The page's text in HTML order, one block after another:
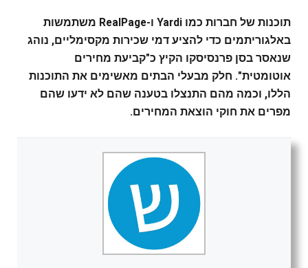
תוכנות של חברות כמו Yardi ו-RealPage משתמשות
באלגוריתמים כדי להציע דמי שכירות מקסימליים, נוהג
שנאסר בסן פרנסיסקו הקיץ כ"קביעת מחירים
אוטומטית". חלק מבעלי הבתים מאשימים את התוכנות
הללו, וכמה מהם התנצלו בטענה שהם לא ידעו שהם
מפרים את חוקי הוצאת המחירים.